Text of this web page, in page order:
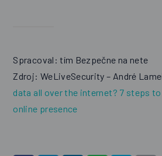
Spracoval: tím Bezpečne na nete
Zdroj: WeLiveSecurity – André
data all over the internet? 7 steps
online presence